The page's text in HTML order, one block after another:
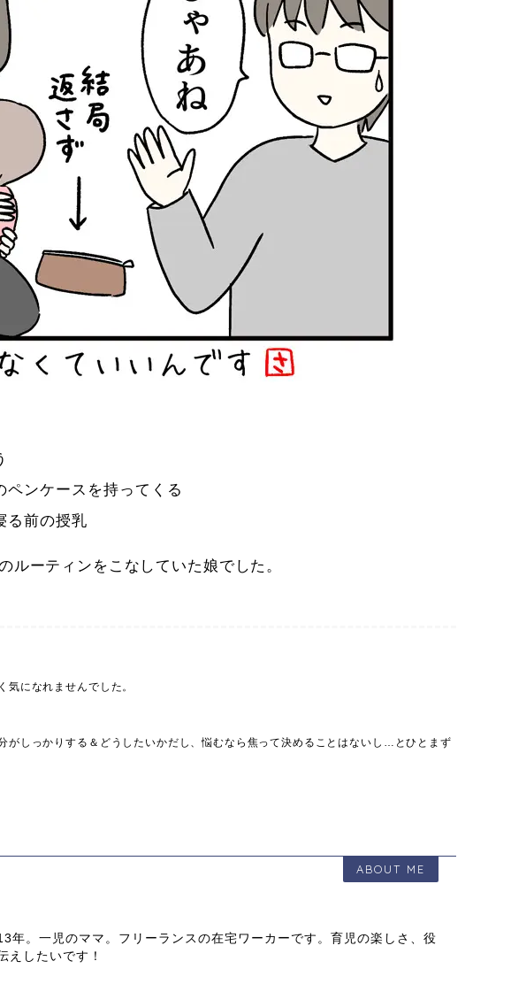
ンケースを持ってくる
る前の授乳
ルーティンをこなしていた娘でした。
気になれませんでした。
がしっかりする＆どうしたいかだし、悩むなら焦って決めることはないし…とひとまず
ABOUT ME
年。一児のママ。フリーランスの在宅ワーカーです。育児の楽しさ、役
えしたいです！